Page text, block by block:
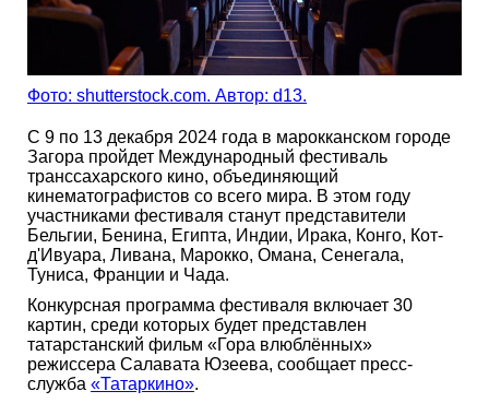
Фото: shutterstock.com. Автор: d13.
С 9 по 13 декабря 2024 года в марокканском городе
Загора пройдет Международный фестиваль
транссахарского кино, объединяющий
кинематографистов со всего мира. В этом году
участниками фестиваля станут представители
Бельгии, Бенина, Египта, Индии, Ирака, Конго, Кот-
д'Ивуара, Ливана, Марокко, Омана, Сенегала,
Туниса, Франции и Чада.
Конкурсная программа фестиваля включает 30
картин, среди которых будет представлен
татарстанский фильм «Гора влюблённых»
режиссера Салавата Юзеева, сообщает пресс-
служба «Татаркино».